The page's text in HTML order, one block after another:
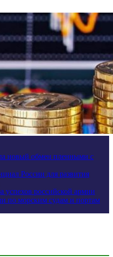
новый обмен пленными с
России для развития
успехов российской армии
по морским судам и портам